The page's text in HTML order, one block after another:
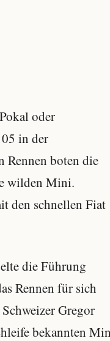
oder
in der
Rennen boten die
wilden Mini.
den schnellen Fiat
die Führung
Rennen für sich
Gregor
bekannten